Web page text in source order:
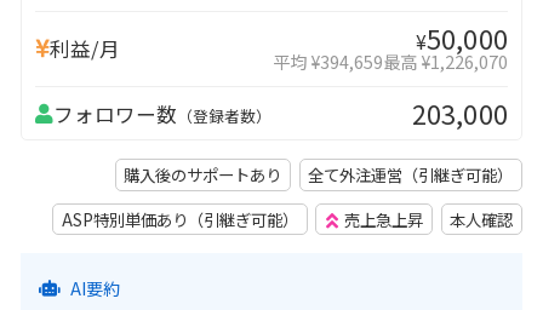
利益/月 ¥50,000
平均 ¥394,659最高 ¥1,226,070
フォロワー数 （登録者数） 203,000
購入後のサポートあり
全て外注運営（引継ぎ可能）
ASP特別単価あり（引継ぎ可能）
売上急上昇 本人確認
AI要約